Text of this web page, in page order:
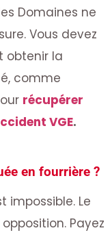
Domaines ne
Vous devez
obtenir la
comme
récupérer
VGE.
en fourrière ?
impossible. Le
Payez